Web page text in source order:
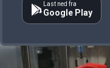
Last ned fra
Google Play